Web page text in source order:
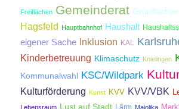
Freiflächen Gemeinderat Grünflächen
Hagsfeld Hauptbahnhof Haushalt
eigener Sache Inklusion KAL
Kinderbetreuung Klimaschutz Knielingen
Kommunalwahl KSC/Wildpark
Kulturförderung Kunst KVV KVV/VBK
Lebensraum Lust auf Stadt Lärm Majolika